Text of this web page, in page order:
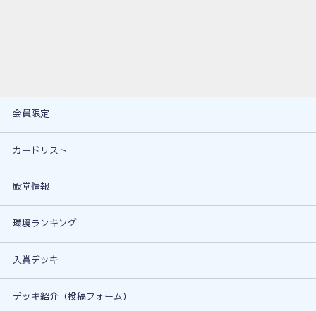
会員限定
カードリスト
殿堂情報
環境ランキング
入賞デッキ
デッキ紹介（投稿フォーム）